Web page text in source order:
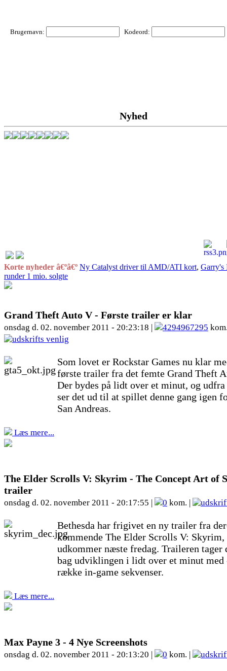
Brugernavn: Kodeord:
Nyhed
Korte nyheder â€ºâ€º Ny Catalyst driver til AMD/ATI kort, Garry's
runder 1 mio. solgte
Grand Theft Auto V - Første trailer er klar
onsdag d. 02. november 2011 - 20:23:18 | 4294967295
Som lovet er Rockstar Games nu klar
første trailer fra det femte Grand Theft
Der bydes på lidt over et minut, og
ser det ud til at spillet denne gang igen
San Andreas.
Læs mere...
The Elder Scrolls V: Skyrim - The Concept Art of
trailer
onsdag d. 02. november 2011 - 20:17:55 | 0 kom. |
Bethesda har frigivet en ny trailer fra
kommende The Elder Scrolls V: Skyrim,
udkommer næste fredag. Traileren tager
bag udviklingen i lidt over et minut med
række in-game sekvenser.
Læs mere...
Max Payne 3 - 4 Nye Screenshots
onsdag d. 02. november 2011 - 20:13:20 | 0 kom. |